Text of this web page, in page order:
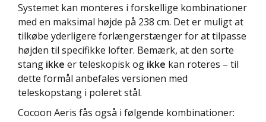
Systemet kan monteres i forskellige kombinationer
med en maksimal højde på 238 cm. Det er muligt at
tilkøbe yderligere forlængerstænger for at tilpasse
højden til specifikke lofter. Bemærk, at den sorte
stang ikke er teleskopisk og ikke kan roteres – til
dette formål anbefales versionen med
teleskopstang i poleret stål.
Cocoon Aeris fås også i følgende kombinationer: